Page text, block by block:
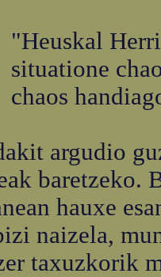
argudio
baretzeko.
hauxe
naizela,
taxuzkorik